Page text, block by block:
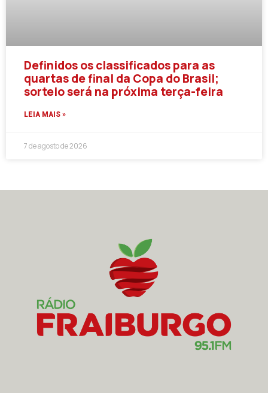
Definidos os classificados para as
quartas de final da Copa do Brasil;
sorteio será na próxima terça-feira
LEIA MAIS »
7 de agosto de 2026